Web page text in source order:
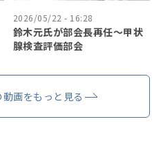
2026/05/22 - 16:28
鈴木元氏が部会長再任〜甲状
腺検査評価部会
画をもっと見る